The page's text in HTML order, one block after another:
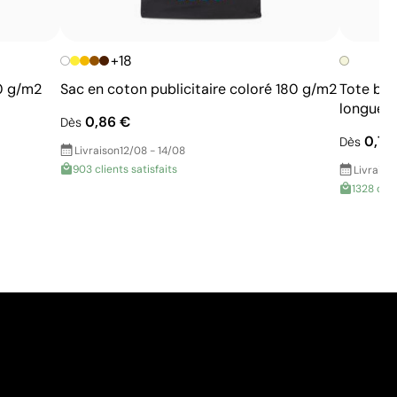
g/m2
+18
Sac en coton publicitaire coloré 180 g/m2
Dès 0,86 €
Livraison12/08 - 14/08
903 clients satisfaits
Tote
longues
Dès
1328